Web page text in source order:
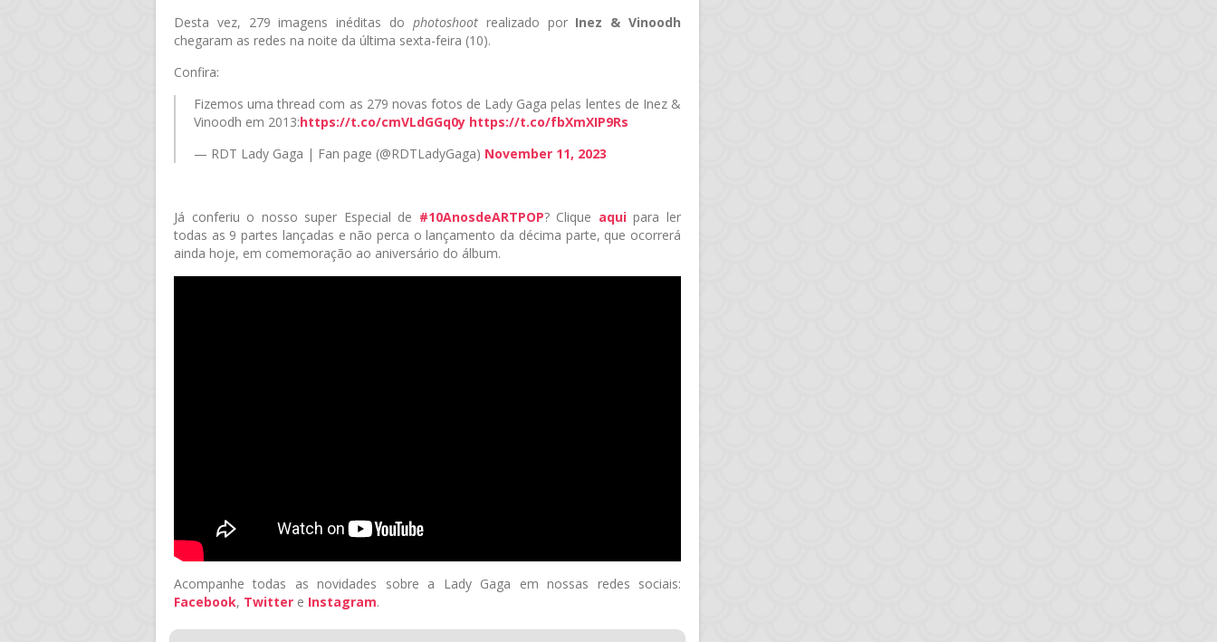
Desta vez, 279 imagens inéditas do photoshootrealizado por Inez & Vinoodh
chegaram as redes na noite da última sexta-feira (10).
Confira:
Fizemos uma thread com as 279 novas fotos de Lady Gaga pelas lentes de Inez &
Vinoodh em 2013:https://t.co/cmVLdGGq0y https://t.co/fbXmXIP9Rs
— RDT Lady Gaga | Fan page (@RDTLadyGaga) November 11, 2023
Já conferiu o nosso super Especial de #10AnosdeARTPOP? Clique aquipara ler
todas as 9 partes lançadas e não perca o lançamento da décima parte, que ocorrerá
ainda hoje, em comemoração ao aniversário do álbum.
Acompanhe todas as novidades sobre a Lady Gaga em nossas redes sociais:
Facebook, Twitter e Instagram.